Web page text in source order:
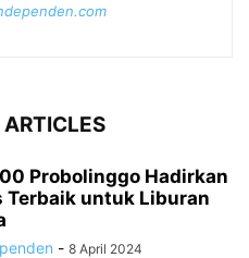
Probolinggo Hadirkan
Terbaik untuk Liburan
- 8 April 2024